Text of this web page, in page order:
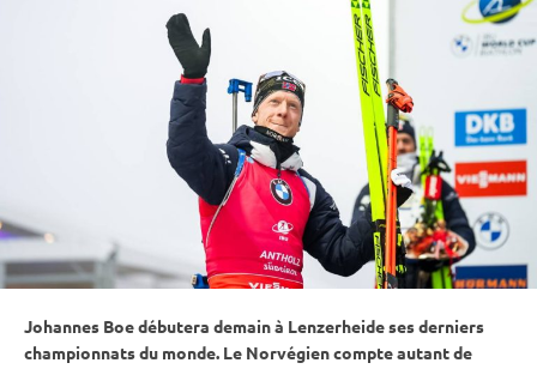
Johannes Boe débutera demain à Lenzerheide ses derniers
championnats du monde. Le Norvégien compte autant de